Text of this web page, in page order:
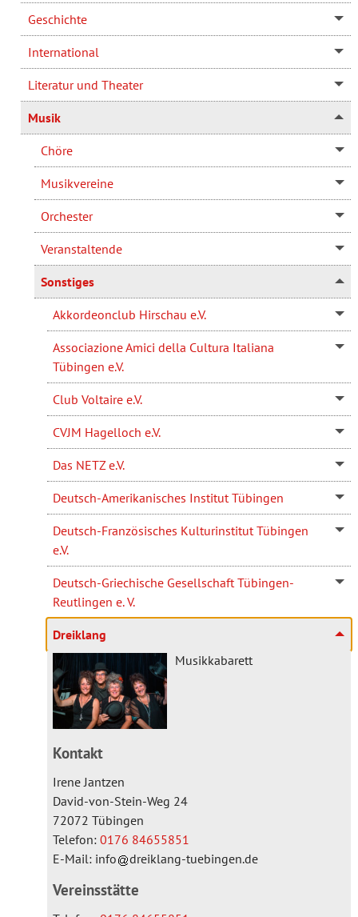
Geschichte
International
Literatur und Theater
Musik
Chöre
Musikvereine
Orchester
Veranstaltende
Sonstiges
Akkordeonclub Hirschau e.V.
Associazione Amici della Cultura Italiana
Tübingen e.V.
Club Voltaire e.V.
CVJM Hagelloch e.V.
Das NETZ e.V.
Deutsch-Amerikanisches Institut Tübingen
Deutsch-Französisches Kulturinstitut Tübingen
e.V.
Deutsch-Griechische Gesellschaft Tübingen-
Reutlingen e. V.
Dreiklang
Musikkabarett
Kontakt
Irene Jantzen
David-von-Stein-Weg 24
72072 Tübingen
Telefon:0176 84655851
E-Mail: info dreiklang-tuebingen.de
Vereinsstätte